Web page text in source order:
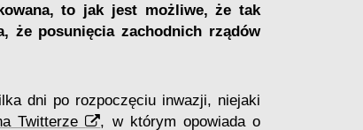
to jak jest możliwe, że tak
że posunięcia zachodnich rządów
dni po rozpoczęciu inwazji, niejaki
Twitterze
, w którym opowiada o